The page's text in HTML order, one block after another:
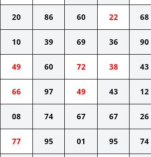
20 86 60 22 68
10 39 69 36 90
49 60 72 38 43
66 97 49 43 12
08 74 67 67 26
77 95 01 95 74